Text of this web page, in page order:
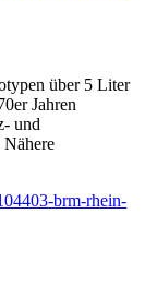
über 5 Liter
Jahren
und
Nähere
brm-rhein-